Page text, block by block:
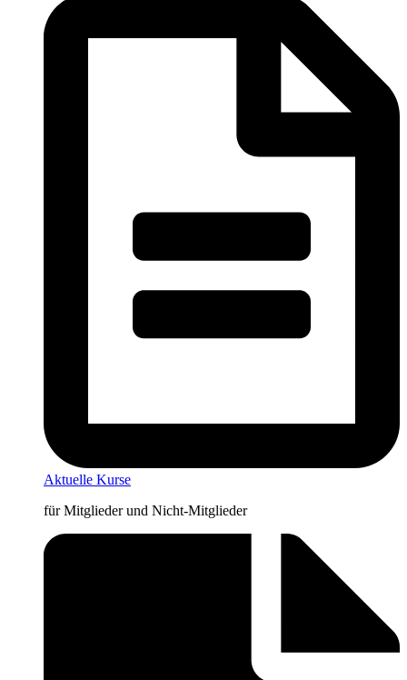
Aktuelle Kurse
für Mitglieder und Nicht-Mitglieder